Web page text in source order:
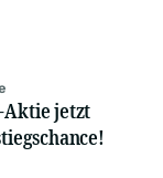
Aktie jetzt